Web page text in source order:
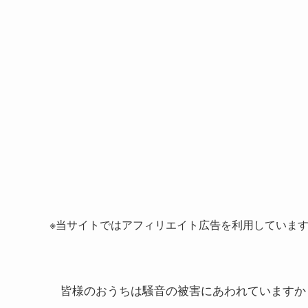
※当サイトではアフィリエイト広告を利用しています
皆様のおうちは騒音の被害にあわれています